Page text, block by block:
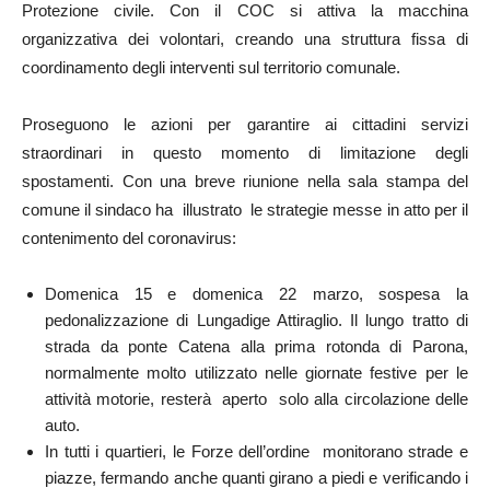
Protezione civile. Con il COC si attiva la macchina
organizzativa dei volontari, creando una struttura fissa di
coordinamento degli interventi sul territorio comunale.
Proseguono le azioni per garantire ai cittadini servizi
straordinari in questo momento di limitazione degli
spostamenti. Con una breve riunione nella sala stampa del
comune il sindaco ha illustrato le strategie messe in atto per il
contenimento del coronavirus:
Domenica 15 e domenica 22 marzo, sospesa la
pedonalizzazione di Lungadige Attiraglio. Il lungo tratto di
strada da ponte Catena alla prima rotonda di Parona,
normalmente molto utilizzato nelle giornate festive per le
attività motorie, resterà aperto solo alla circolazione delle
auto.
In tutti i quartieri, le Forze dell’ordine monitorano strade e
piazze, fermando anche quanti girano a piedi e verificando i